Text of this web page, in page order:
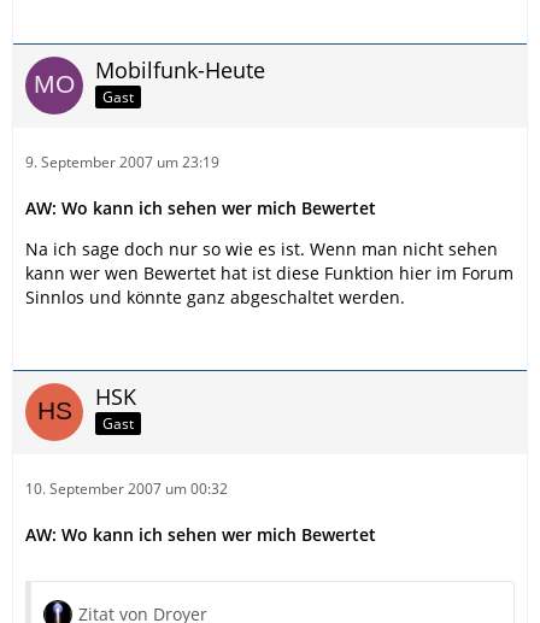
Mobilfunk-Heute
Gast
9. September 2007 um 23:19
AW: Wo kann ich sehen wer mich Bewertet
Na ich sage doch nur so wie es ist. Wenn man nicht sehen
kann wer wen Bewertet hat ist diese Funktion hier im Forum
Sinnlos und könnte ganz abgeschaltet werden.
HSK
Gast
10. September 2007 um 00:32
AW: Wo kann ich sehen wer mich Bewertet
Zitat von Droyer